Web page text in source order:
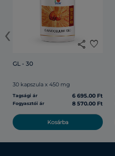
share favorite
GL - 30
30 kapszula x 450 mg
Tagsági ár 6 695.00 Ft
Fogyasztói ár 8 570.00 Ft
Kosárba
‹